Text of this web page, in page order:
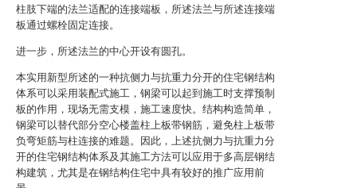
柱肢下端的法兰适配的连接端板，所述法兰与所述连接端
板通过螺栓固定连接。
进一步，所述法兰的中心开设有圆孔。
本实用新型所述的一种抗侧力与抗重力分开的住宅钢结构
体系可以采用装配式施工，钢梁可以起到施工时支撑预制
板的作用，现场无需支模，施工速度快。结构构造简单，
钢梁可以替代部分空心楼盖柱上板带钢筋，避免柱上板带
负弯矩筋与柱连接的难题。因此，上述抗侧力与抗重力分
开的住宅钢结构体系及其施工方法可以应用于多高层钢结
构建筑，尤其是在钢结构住宅中具有较好的推广应用前